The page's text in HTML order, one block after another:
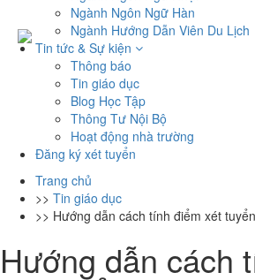
Ngành Ngôn Ngữ Hàn
Ngành Hướng Dẫn Viên Du Lịch
Tin tức & Sự kiện
Thông báo
Tin giáo dục
Blog Học Tập
Thông Tư Nội Bộ
Hoạt động nhà trường
Đăng ký xét tuyển
Trang chủ
>> Tin giáo dục
>> Hướng dẫn cách tính điểm xét
Hướng dẫn cách